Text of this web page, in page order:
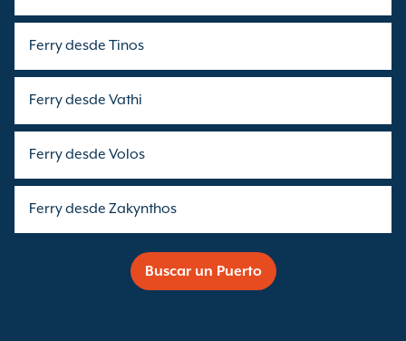
Ferry desde Tinos
Ferry desde Vathi
Ferry desde Volos
Ferry desde Zakynthos
Buscar un Puerto